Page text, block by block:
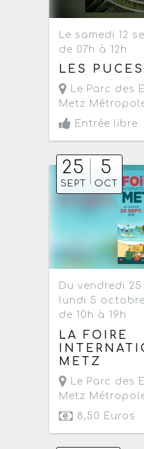
Le samedi 12
de 07h à 12h
LES
Le Parc des
Metz
Entrée libre
25
SEPT
5
OCT
Du vendredi
lundi 5
de 10h à 19h
LA FOIRE
METZ
Le Parc des
Metz
8,50 Euros